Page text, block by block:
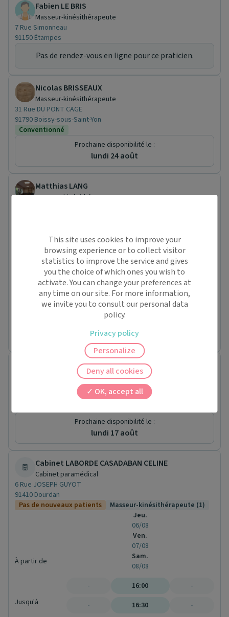
Fabien LE BRIS
Masseur-kinésithérapeute
7 Rue Simonneau
91150 Étampes
Pas de rendez-vous en ligne pour ce praticien.
Nicolas BRISSEAUX
Masseur-kinésithérapeute
31 Rue DU PONT CAGE
91790 Boissy-sous-Saint-Yon
Conventionné
Prochaine disponibilité le :
lundi 24 août
Matthias LANG
Masseur-kinésithérapeute
À partir de
Jeu.
06/08
Ven.
07/08
Sam.
08/08
-
13:00
Katia HAEZEBAERT
Masseur-kinésithérapeute
4bis rue de la libération
Prochaine disponibilité le :
lundi 17 août
Cabinet LABORDE CASADABAN CELINE
Cabinet paramédical
6 Rue JOSEPH GUYOT
91410 Dourdan
Pas de nouveaux patients
Masseur-kinésithérapeute (1)
À partir de
Jusqu'à
Jeu.
06/08
Ven.
07/08
Sam.
08/08
-
-
16:00
16:30
-
-
This site uses cookies to improve your
browsing experience or to collect visitor
statistics to improve the service and gives
you the choice of which ones you wish to
activate. You can change your preferences at
any time on our site. For more information,
we invite you to consult our personal data
policy.
OK, accept all
Deny all cookies
Personalize
Privacy policy